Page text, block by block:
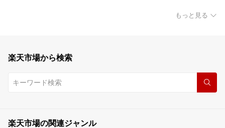
もっと見る
楽天市場から検索
楽天市場の関連ジャンル